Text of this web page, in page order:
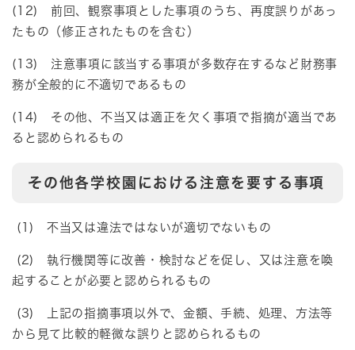
(12) 前回、観察事項とした事項のうち、再度誤りがあっ
たもの（修正されたものを含む）
(13) 注意事項に該当する事項が多数存在するなど財務事
務が全般的に不適切であるもの
(14) その他、不当又は適正を欠く事項で指摘が適当であ
ると認められるもの
その他各学校園における注意を要する事項
(1) 不当又は違法ではないが適切でないもの
(2) 執行機関等に改善・検討などを促し、又は注意を喚
起することが必要と認められるもの
(3) 上記の指摘事項以外で、金額、手続、処理、方法等
から見て比較的軽微な誤りと認められるもの